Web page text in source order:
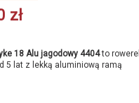
zł
18 Alu jagodowy 4404to
5 lat z lekką aluminiową ramą